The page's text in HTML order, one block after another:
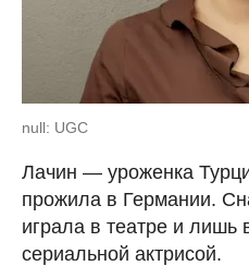
null: UGC
Лачин — уроженка
прожила в Германии.
играла в театре и лишь
сериальной актрисой.